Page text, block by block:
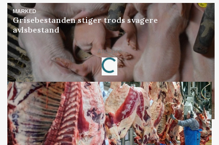
MARKED
Grisebestanden stiger trods svagere
avlsbestand
Annonce
Loading...